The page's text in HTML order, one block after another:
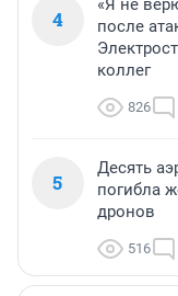
4
«Я не
после
коллег
826
5
Десять
погибла
дронов
516